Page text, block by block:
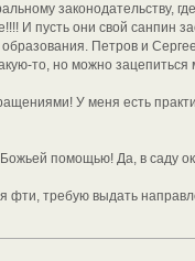
законодательству,
И пусть они свой санпин
Петров и
то, но можно
У меня есть
помощью! Да, в саду
фти, требую выдать